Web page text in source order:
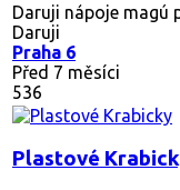
Daruji nápoje magú
Daruji
Praha 6
Před 7 měsíci
536
Plastové